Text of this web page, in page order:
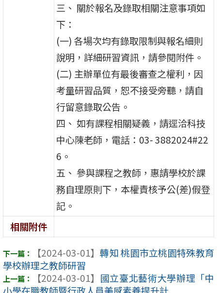
三、 關於報名及錄取相關注意事項如
下：
(一) 各場次均有錄取限制與報名細則
說明，詳細研習資訊，請參閱附件。
(二) 主辦單位有最後審查之權利，因
考量研習品質，恕不接受旁聽，請自
行留意錄取公告。
四、 如有課程相關疑義，請逕洽科技
中心陳老師，電話：03- 3882024#22
6。
五、 參與課程之教師，惠請學校於課
務自理原則下，本權責核予公(差)假登
記。
相關附件
【2024-03-01】 轉知 桃園市立桃園特殊教育
學校辦理之教師研習
【2024-03-01】 國立臺北藝術大學辦理「中